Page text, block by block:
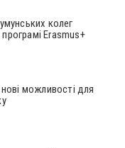
колег
Erasmus+
можливості для